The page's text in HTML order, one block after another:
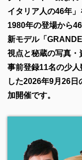
イタリア人の46年」
1980年の登場から
新モデル「
視点と秘蔵の写真・
事前登録11名の少
した2026年9月26
加開催です。